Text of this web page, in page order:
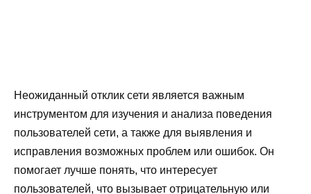
Неожиданный отклик сети является важным
инструментом для изучения и анализа поведения
пользователей сети, а также для выявления и
исправления возможных проблем или ошибок. Он
помогает лучше понять, что интересует
пользователей, что вызывает отрицательную или